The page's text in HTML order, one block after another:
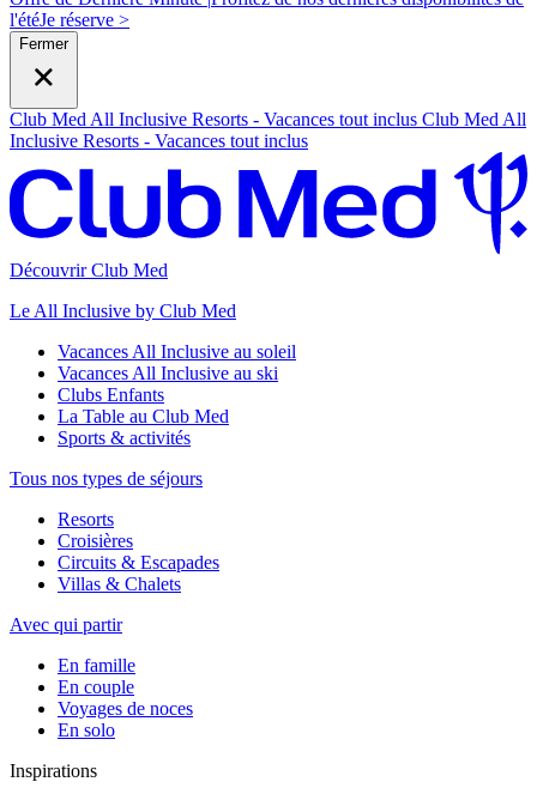
l'étéJe réserve >
Fermer
Club Med All Inclusive Resorts - Vacances tout inclus Club Med All
Inclusive Resorts - Vacances tout inclus
Découvrir Club Med
Le All Inclusive by Club Med
Vacances All Inclusive au soleil
Vacances All Inclusive au ski
Clubs Enfants
La Table au Club Med
Sports & activités
Tous nos types de séjours
Resorts
Croisières
Circuits & Escapades
Villas & Chalets
Avec qui partir
En famille
En couple
Voyages de noces
En solo
Inspirations